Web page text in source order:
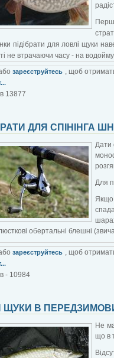
підібрати для ловлі щуки
не втрачаючи часу - на
зареєструйтесь , щоб
13877
ДЛЯ СПІНІНГА
Дати
Для
Якщо
обертальні блешні
зареєструйтесь , щоб
- 10984
ЩУКИ В
Не
що в